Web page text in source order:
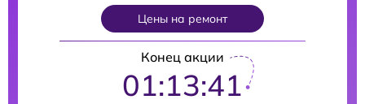
Цены на ремонт
Конец акции
01:13:40